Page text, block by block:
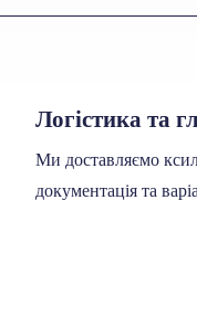
Логістика та
Ми доставляємо
документація та